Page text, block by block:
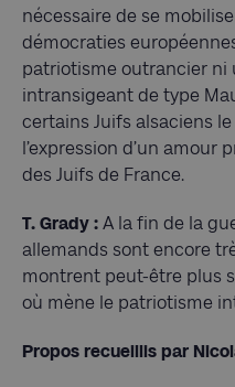
nécessaire de se
démocraties
patriotisme outrancier ni
intransigeant de type
certains Juifs alsaciens
l’expression d’un
des Juifs de France.
T. Grady : A la fin de la
allemands sont encore
montrent peut-être plus
où mène le patriotisme
Propos recueillis par